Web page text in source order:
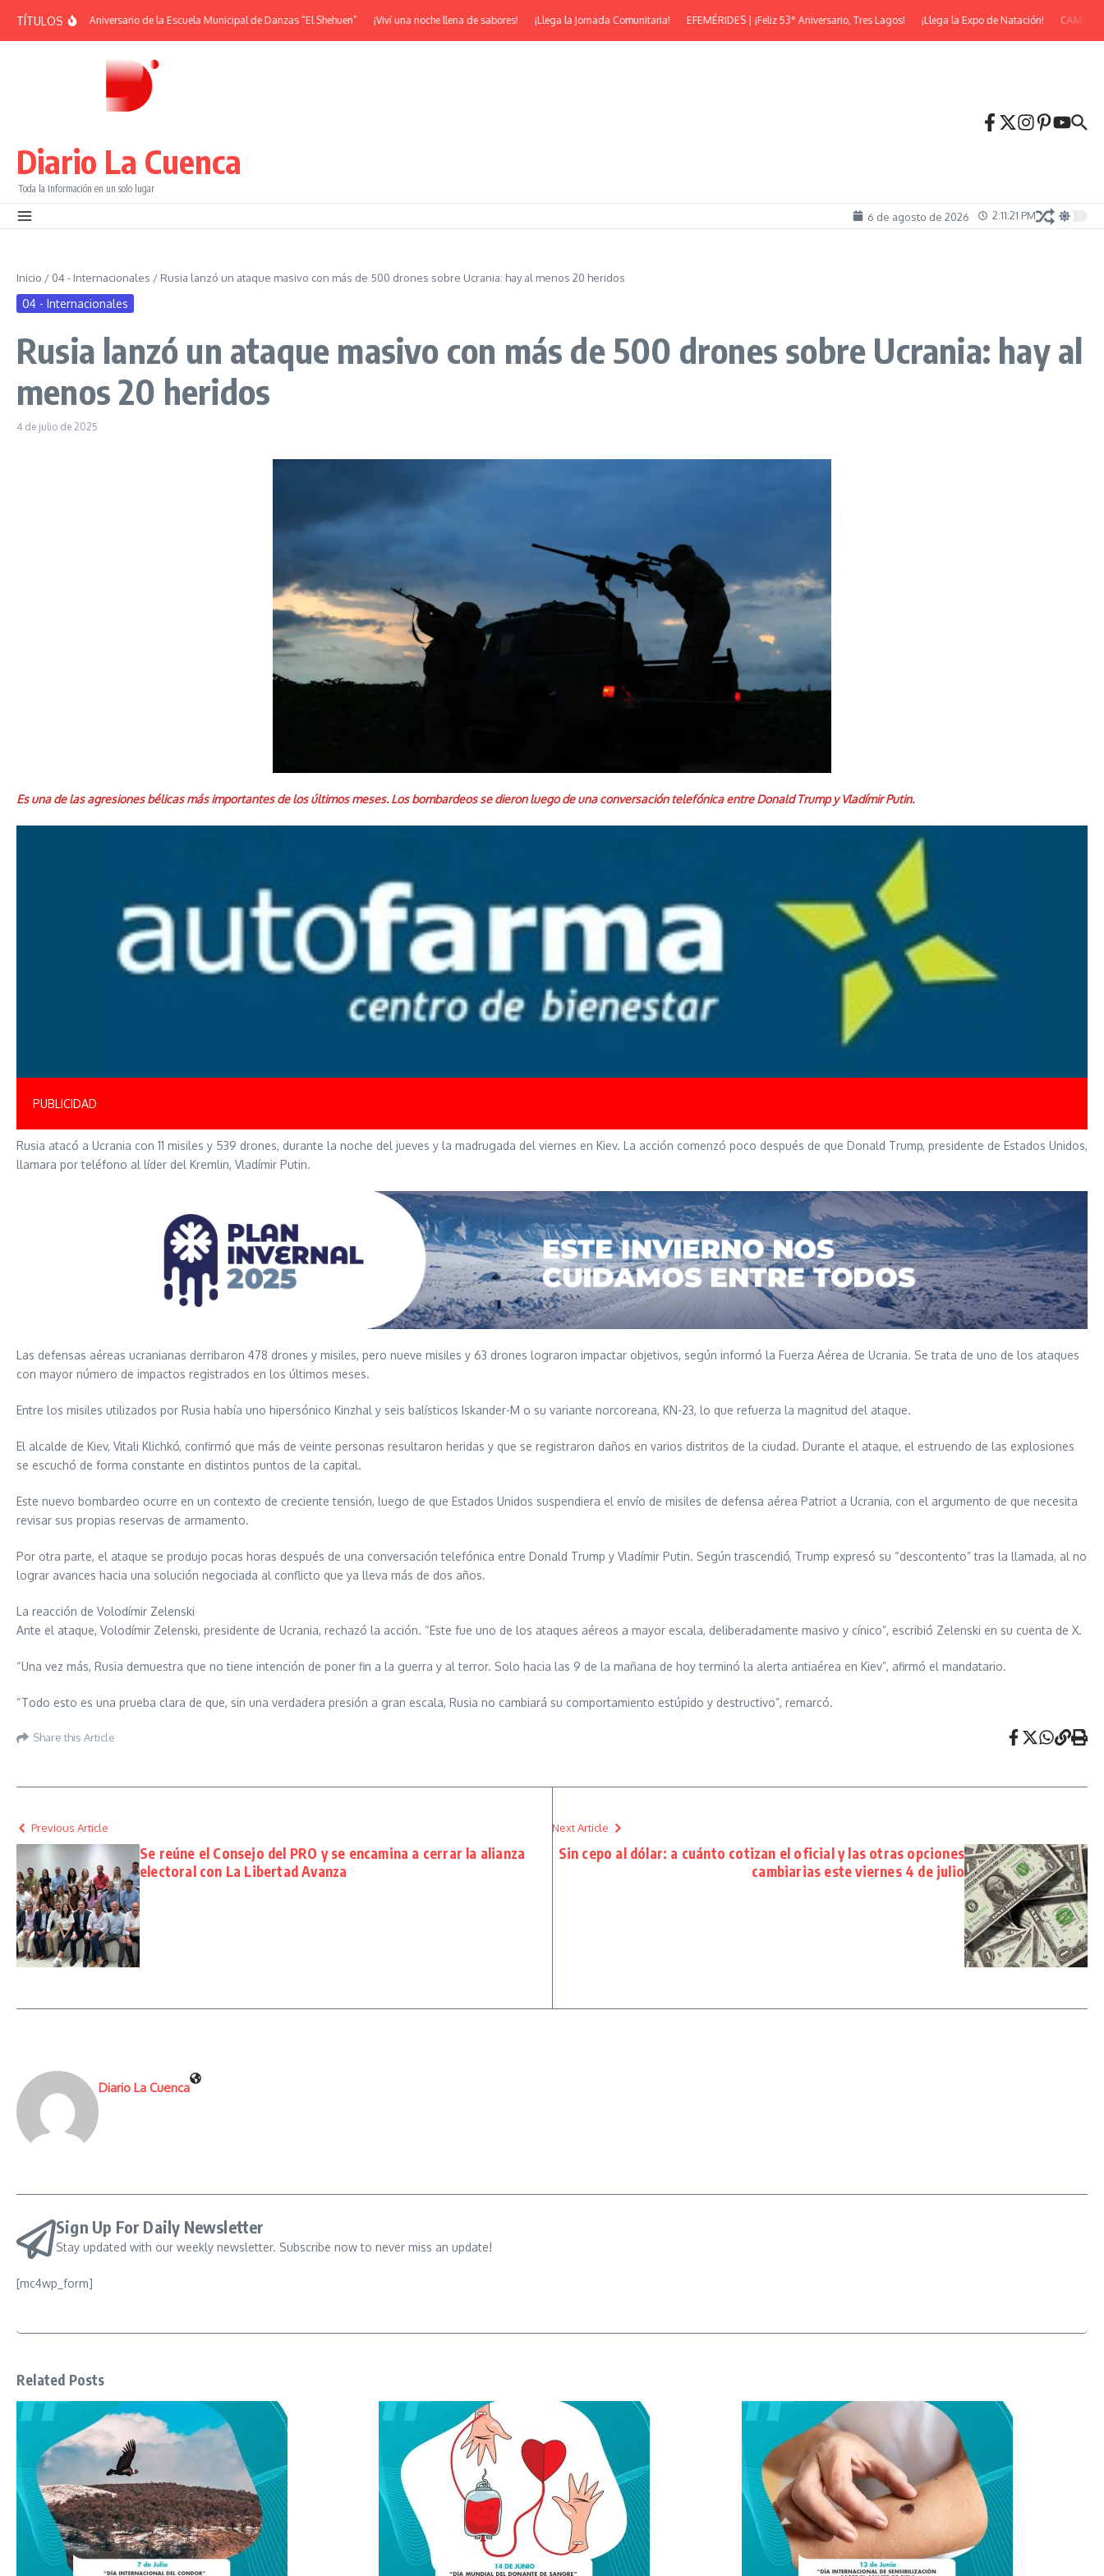
TÍTULOS| 38° Aniversario de la Escuela Municipal de Danzas “El Shehuen” ¡Viví una noche llena de sabores! ¡Llega la Jornada Comunitaria! EFEMÉRIDES | ¡Feliz 53° Aniversario, Tres Lagos! ¡Llega la Expo de Natación! CAMINATA
Diario La Cuenca
Toda la Información en un solo lugar
6 de agosto de 2026 2:11:23 PM
Inicio / 04 - Internacionales / Rusia lanzó un ataque masivo con más de 500 drones sobre Ucrania: hay al menos 20 heridos
04 - Internacionales
Rusia lanzó un ataque masivo con más de 500 drones sobre Ucrania: hay al
menos 20 heridos
4 de julio de 2025
Es una de las agresiones bélicas más importantes de los últimos meses. Los bombardeos se dieron luego de una conversación telefónica entre Donald Trump y Vladímir Putin.
PUBLICIDAD
Rusia atacó a Ucrania con 11 misiles y 539 drones, durante la noche del jueves y la madrugada del viernes en Kiev. La acción comenzó poco después de que Donald Trump, presidente de Estados Unidos,
llamara por teléfono al líder del Kremlin, Vladímir Putin.
Las defensas aéreas ucranianas derribaron 478 drones y misiles, pero nueve misiles y 63 drones lograron impactar objetivos, según informó la Fuerza Aérea de Ucrania. Se trata de uno de los ataques
con mayor número de impactos registrados en los últimos meses.
Entre los misiles utilizados por Rusia había uno hipersónico Kinzhal y seis balísticos Iskander-M o su variante norcoreana, KN-23, lo que refuerza la magnitud del ataque.
El alcalde de Kiev, Vitali Klichkó, confirmó que más de veinte personas resultaron heridas y que se registraron daños en varios distritos de la ciudad. Durante el ataque, el estruendo de las explosiones
se escuchó de forma constante en distintos puntos de la capital.
Este nuevo bombardeo ocurre en un contexto de creciente tensión, luego de que Estados Unidos suspendiera el envío de misiles de defensa aérea Patriot a Ucrania, con el argumento de que necesita
revisar sus propias reservas de armamento.
Por otra parte, el ataque se produjo pocas horas después de una conversación telefónica entre Donald Trump y Vladímir Putin. Según trascendió, Trump expresó su “descontento” tras la llamada, al no
lograr avances hacia una solución negociada al conflicto que ya lleva más de dos años.
La reacción de Volodímir Zelenski
Ante el ataque, Volodímir Zelenski, presidente de Ucrania, rechazó la acción. “Este fue uno de los ataques aéreos a mayor escala, deliberadamente masivo y cínico”, escribió Zelenski en su cuenta de X.
“Una vez más, Rusia demuestra que no tiene intención de poner fin a la guerra y al terror. Solo hacia las 9 de la mañana de hoy terminó la alerta antiaérea en Kiev”, afirmó el mandatario.
“Todo esto es una prueba clara de que, sin una verdadera presión a gran escala, Rusia no cambiará su comportamiento estúpido y destructivo”, remarcó.
Share this Article
Previous Article
Se reúne el Consejo del PRO y se encamina a cerrar la alianza
electoral con La Libertad Avanza
Next Article
Sin cepo al dólar: a cuánto cotizan el oficial y las otras opciones
cambiarias este viernes 4 de julio
Diario La Cuenca
Sign Up For Daily Newsletter
Stay updated with our weekly newsletter. Subscribe now to never miss an update!
[mc4wp_form]
Related Posts